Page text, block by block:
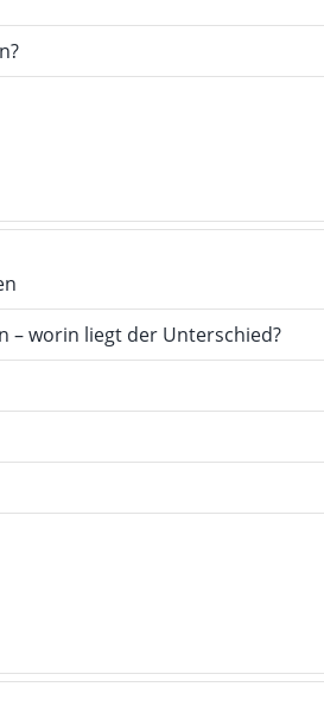
– worin liegt der Unterschied?